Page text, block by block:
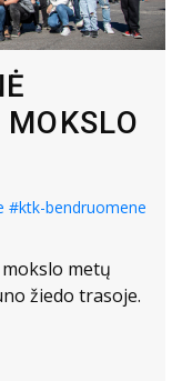
#ktk-bendruomene
metų
žiedo trasoje.